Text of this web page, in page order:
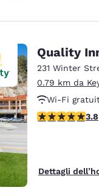
Quality
231 Winter
0.79 km da
Wi-Fi
Valutazione di
3.8
Dettagli